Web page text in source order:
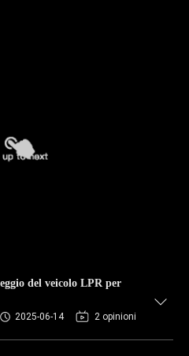
del veicolo LPR per
2025-06-14 2 opinioni